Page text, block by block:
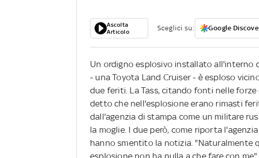
Ascolta
Articolo
Sceglici su: Google
Un ordigno esplosivo installato all'interno
- una Toyota Land Cruiser - è esploso
due feriti. La Tass, citando fonti nelle
detto che nell'esplosione erano rimasti
dall'agenzia di stampa come un militare
la moglie. I due però, come riporta
hanno smentito la notizia. "Naturalmente